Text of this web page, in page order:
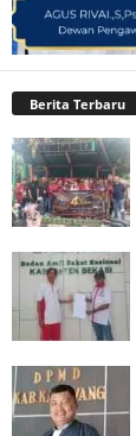
Berita Terbaru